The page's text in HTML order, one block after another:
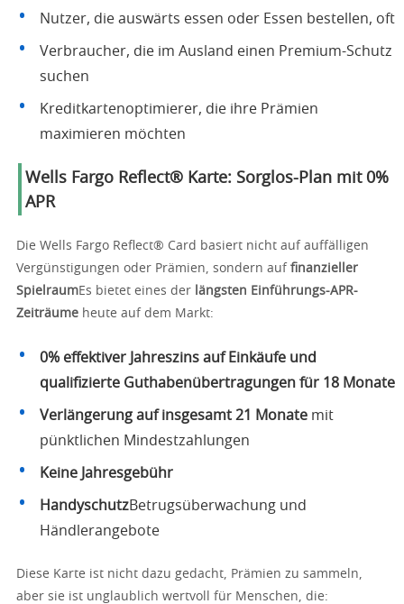
Nutzer, die auswärts essen oder Essen bestellen, oft
Verbraucher, die im Ausland einen Premium-Schutz
suchen
Kreditkartenoptimierer, die ihre Prämien
maximieren möchten
Wells Fargo Reflect® Karte: Sorglos-Plan mit 0%
APR
Die Wells Fargo Reflect® Card basiert nicht auf auffälligen
Vergünstigungen oder Prämien, sondern auf finanzieller
SpielraumEs bietet eines der längsten Einführungs-APR-
Zeiträume heute auf dem Markt:
0% effektiver Jahreszins auf Einkäufe und
qualifizierte Guthabenübertragungen für 18 Monate
Verlängerung auf insgesamt 21 Monate mit
pünktlichen Mindestzahlungen
Keine Jahresgebühr
HandyschutzBetrugsüberwachung und
Händlerangebote
Diese Karte ist nicht dazu gedacht, Prämien zu sammeln,
aber sie ist unglaublich wertvoll für Menschen, die: